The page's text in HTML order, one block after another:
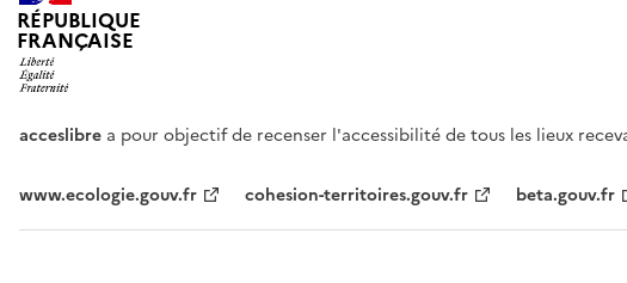
RÉPUBLIQUE
FRANÇAISE
acceslibre a pour objectif de recenser l'accessibilité de tous les lieux
www.ecologie.gouv.fr cohesion-territoires.gouv.fr beta.gouv.fr